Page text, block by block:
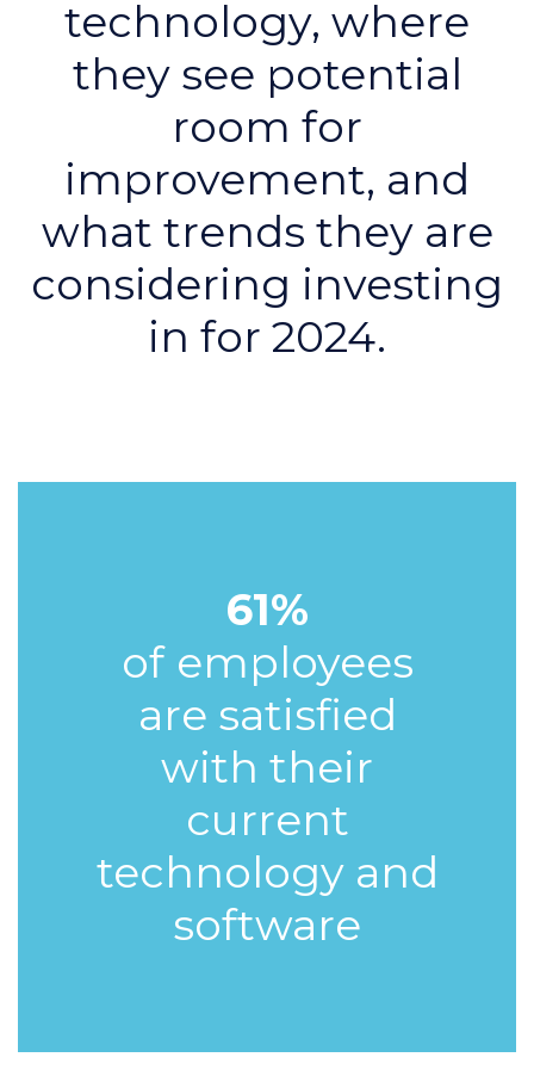
technology, where
they see potential
room for
improvement, and
what trends they are
considering investing
in for 2024.
61%
of employees
are satisfied
with their
current
technology and
software